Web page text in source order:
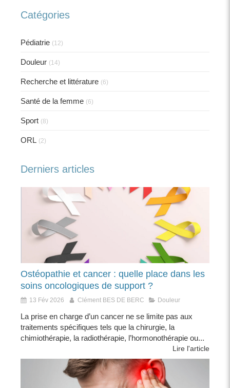
Catégories
Pédiatrie (12)
Douleur (14)
Recherche et littérature (6)
Santé de la femme (6)
Sport (8)
ORL (2)
Derniers articles
Ostéopathie et cancer : quelle place dans les
soins oncologiques de support ?
13 Fév 2026 Clément BES DE BERC Douleur
La prise en charge d’un cancer ne se limite pas aux
traitements spécifiques tels que la chirurgie, la
chimiothérapie, la radiothérapie, l’hormonothérapie ou...
Lire l'article